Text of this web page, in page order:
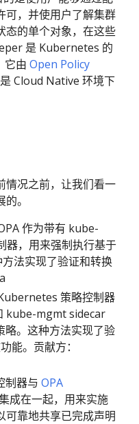
可，并使用户了解集群
态的单个对象，在这些
是 Kubernetes 的
它由 Open Policy
Cloud Native 环境下
情况之前，让我们看一
。
作为带有 kube-
器，用来强制执行基于
法实现了验证和转换
策略控制器
kube-mgmt sidecar
。这种方法实现了验
能。贡献方：
制器与 OPA
成在一起，用来实施
可靠地共享已完成声明